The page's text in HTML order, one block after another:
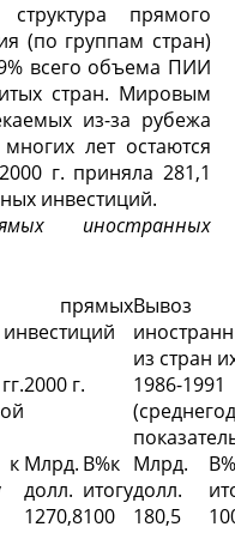
прямого
(по группам стран)
всего объема ПИИ
стран. Мировым
из-за рубежа
лет остаются
г. приняла 281,1
инвестиций.
иностранных
прямых
из стран
2000 г.
1986-
Млрд.
долл.
В%к
итогу
Млрд.
долл.
1270,8100 180,5